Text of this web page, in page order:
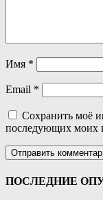
Имя *
Email *
Сохранить моё
последующих моих
ПОСЛЕДНИЕ